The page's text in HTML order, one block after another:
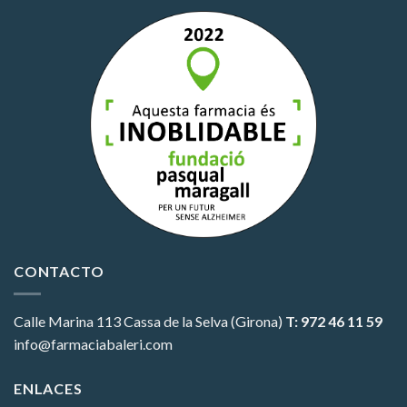
CONTACTO
Calle Marina 113Cassa de la Selva (Girona) T: 972 46 11 59
info@farmaciabaleri.com
ENLACES